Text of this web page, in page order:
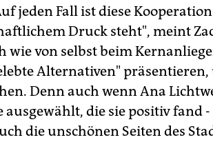
jeden Fall ist diese
Druck steht", meint
wie von selbst beim
Alternativen"
Denn auch wenn Ana
die sie positiv fand -
die unschönen Seiten des